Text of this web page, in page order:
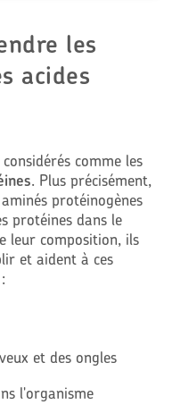
les BCAA ?
les
acides
comme les
. Plus précisément,
protéinogènes
protéines dans le
leur composition, ils
et aident à ces
et des ongles
l'organisme